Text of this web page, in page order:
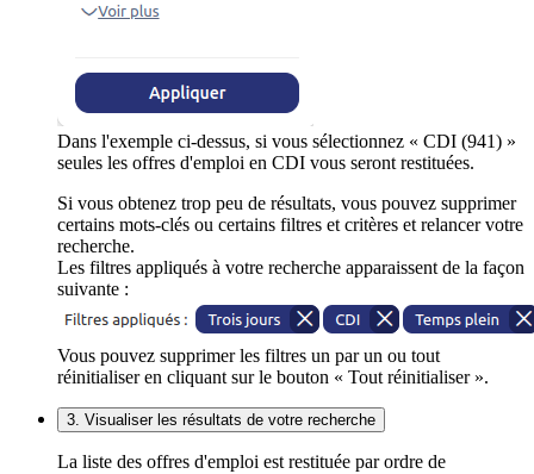
Dans l'exemple ci-dessus, si vous sélectionnez « CDI (941) »
seules les offres d'emploi en CDI vous seront restituées.
Si vous obtenez trop peu de résultats, vous pouvez supprimer
certains mots-clés ou certains filtres et critères et relancer votre
recherche.
Les filtres appliqués à votre recherche apparaissent de la façon
suivante :
Vous pouvez supprimer les filtres un par un ou tout
réinitialiser en cliquant sur le bouton « Tout réinitialiser ».
3. Visualiser les résultats de votre recherche
La liste des offres d'emploi est restituée par ordre de